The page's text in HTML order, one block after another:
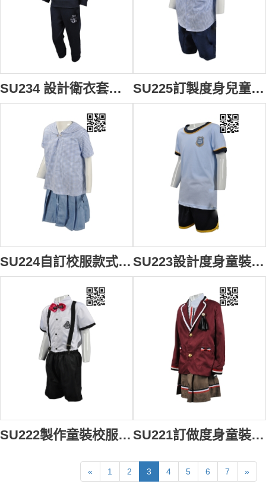
SU234 設計衛衣套裝校服 訂購日本幼兒園校服 度身訂造小童校服 校服供應商 SU225訂製度身兒童校服款式 自訂兒童男裝校服款式 博才小學 男童夏天恤衫校服 設計校服款式 校服專營
SU224自訂校服款式 訂做裙式校服套裝 博才小學 女童夏天校服 百褶裙 設計校服款式 校服製造商 SU223設計度身童裝校服款式 訂製運動服校服款式 博才小學 夏天體育校服 自製校服款式 校服供應商
SU222製作童裝校服套裝 訂造度身校服款式 男童夏天吊帶校服 自訂校服款式 校服專門店 SU221訂做度身童裝校服 設計三件套校服 秋冬校服 百褶裙 自訂裙裝校服 校服製衣廠
« 1 2 3 4 5 6 7 »